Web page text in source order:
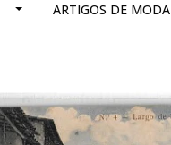
ARTIGOS DE MODA